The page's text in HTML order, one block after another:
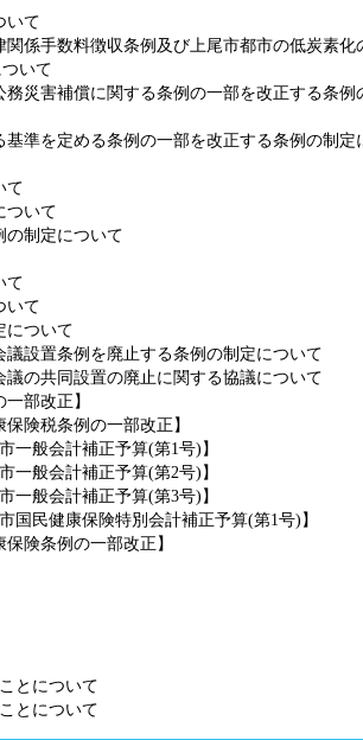
いて
係手数料徴収条例及び上尾市都市の低炭素化
いて
災害補償に関する条例の一部を改正する条例
準を定める条例の一部を改正する条例の制定
て
ついて
の制定について
て
いて
について
設置条例を廃止する条例の制定について
の共同設置の廃止に関する協議について
部改正】
険税条例の一部改正】
一般会計補正予算(第1号)】
一般会計補正予算(第2号)】
一般会計補正予算(第3号)】
国民健康保険特別会計補正予算(第1号)】
険条例の一部改正】
とについて
とについて